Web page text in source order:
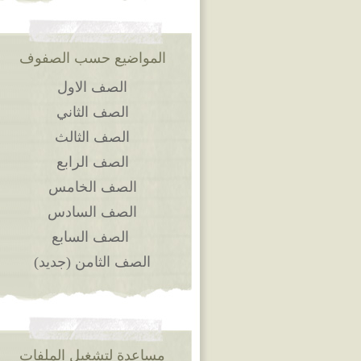
المواضيع حسب الصفوف
الصف الاول
الصف الثاني
الصف الثالث
الصف الرابع
الصف الخامس
الصف السادس
الصف السابع
الصف الثامن (جديد)
مساعدة لتشغيل الملفات